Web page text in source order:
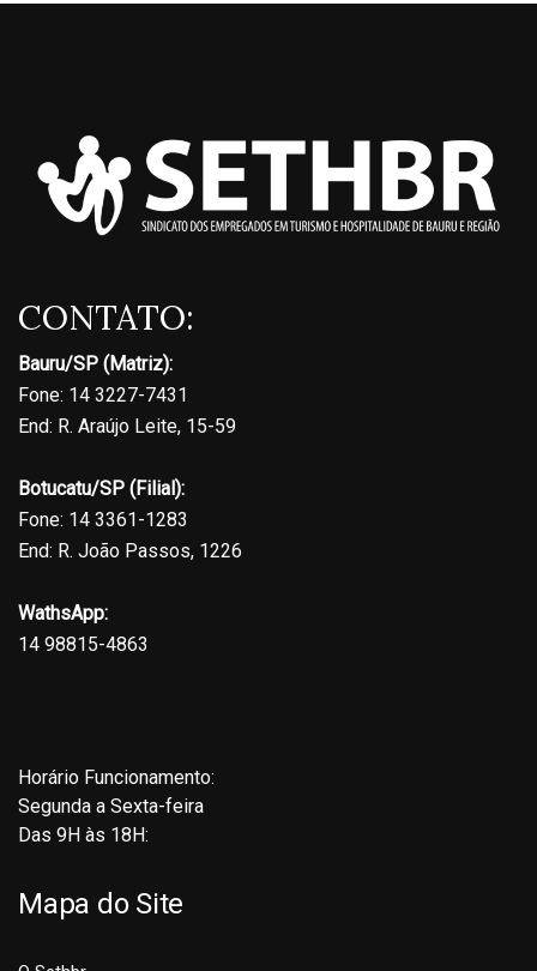
CONTATO:
Bauru/SP (Matriz):
Fone: 14 3227-7431
End: R. Araújo Leite, 15-59
Botucatu/SP (Filial):
Fone: 14 3361-1283
End: R. João Passos, 1226
WathsApp:
14 98815-4863
Horário Funcionamento:
Segunda a Sexta-feira
Das 9H às 18H:
Mapa do Site